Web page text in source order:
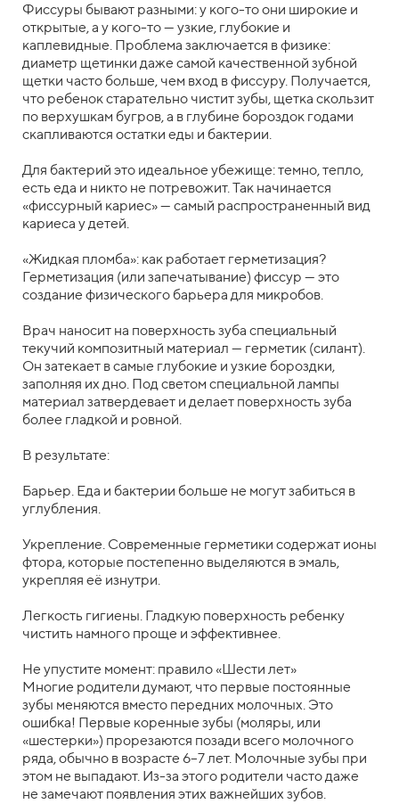
Фиссуры бывают разными: у кого-то они широкие и
открытые, а у кого-то — узкие, глубокие и
каплевидные. Проблема заключается в физике:
диаметр щетинки даже самой качественной зубной
щетки часто больше, чем вход в фиссуру. Получается,
что ребенок старательно чистит зубы, щетка скользит
по верхушкам бугров, а в глубине бороздок годами
скапливаются остатки еды и бактерии.
Для бактерий это идеальное убежище: темно, тепло,
есть еда и никто не потревожит. Так начинается
«фиссурный кариес» — самый распространенный вид
кариеса у детей.
«Жидкая пломба»: как работает герметизация?
Герметизация (или запечатывание) фиссур — это
создание физического барьера для микробов.
Врач наносит на поверхность зуба специальный
текучий композитный материал — герметик (силант).
Он затекает в самые глубокие и узкие бороздки,
заполняя их дно. Под светом специальной лампы
материал затвердевает и делает поверхность зуба
более гладкой и ровной.
В результате:
Барьер. Еда и бактерии больше не могут забиться в
углубления.
Укрепление. Современные герметики содержат ионы
фтора, которые постепенно выделяются в эмаль,
укрепляя её изнутри.
Легкость гигиены. Гладкую поверхность ребенку
чистить намного проще и эффективнее.
Не упустите момент: правило «Шести лет»
Многие родители думают, что первые постоянные
зубы меняются вместо передних молочных. Это
ошибка! Первые коренные зубы (моляры, или
«шестерки») прорезаются позади всего молочного
ряда, обычно в возрасте 6–7 лет. Молочные зубы при
этом не выпадают. Из-за этого родители часто даже
не замечают появления этих важнейших зубов.